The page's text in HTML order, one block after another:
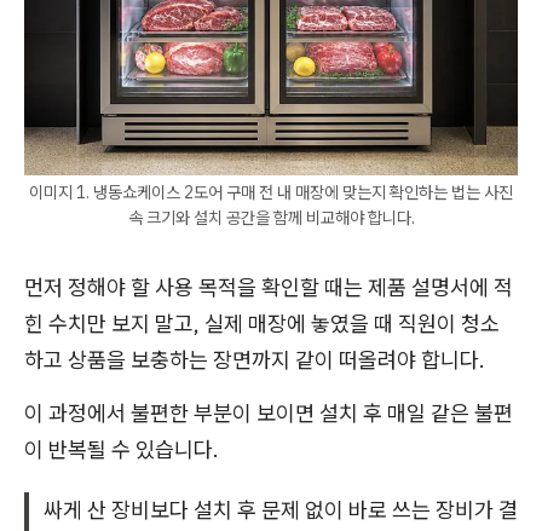
이미지 1. 냉동쇼케이스 2도어 구매 전 내 매장에 맞는지 확인하는 법는 사진
속 크기와 설치 공간을 함께 비교해야 합니다.
먼저 정해야 할 사용 목적을 확인할 때는 제품 설명서에 적
힌 수치만 보지 말고, 실제 매장에 놓였을 때 직원이 청소
하고 상품을 보충하는 장면까지 같이 떠올려야 합니다.
이 과정에서 불편한 부분이 보이면 설치 후 매일 같은 불편
이 반복될 수 있습니다.
싸게 산 장비보다 설치 후 문제 없이 바로 쓰는 장비가 결